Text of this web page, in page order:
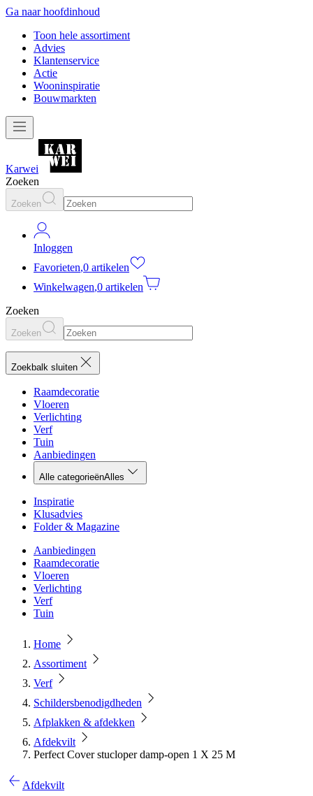
Ga naar hoofdinhoud
Toon hele assortiment
Advies
Klantenservice
Actie
Wooninspiratie
Bouwmarkten
Karwei
Zoeken
Zoeken
Inloggen
Favorieten,0 artikelen
Winkelwagen,0 artikelen
Zoeken
Zoeken
Zoekbalk sluiten
Raamdecoratie
Vloeren
Verlichting
Verf
Tuin
Aanbiedingen
Alle categorieënAlles
Inspiratie
Klusadvies
Folder & Magazine
Aanbiedingen
Raamdecoratie
Vloeren
Verlichting
Verf
Tuin
Home
Assortiment
Verf
Schildersbenodigdheden
Afplakken & afdekken
Afdekvilt
Perfect Cover stucloper damp-open 1 X 25 M
Afdekvilt